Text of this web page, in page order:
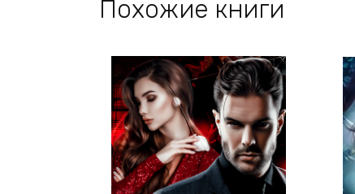
Похожие книги